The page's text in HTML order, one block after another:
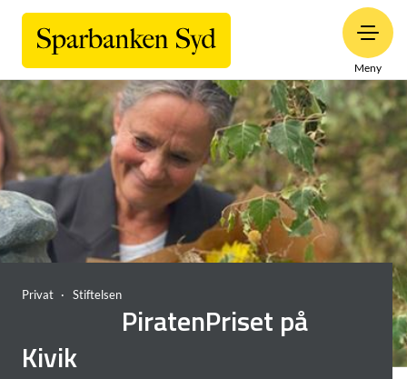
Meny
Privat Stiftelsen
PiratenPriset på
Kivik